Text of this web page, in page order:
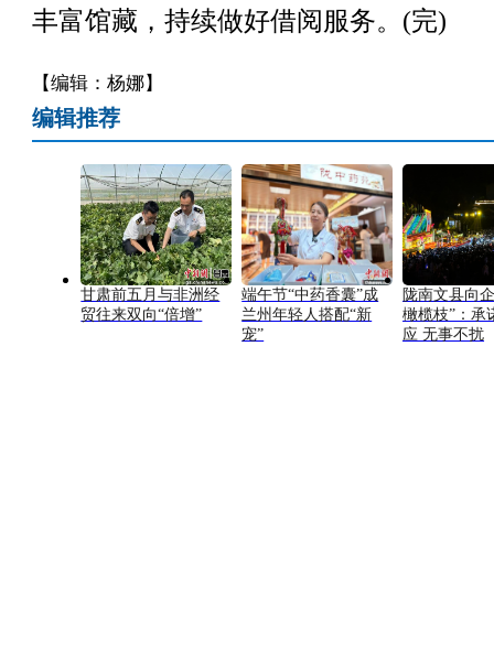
丰富馆藏，持续做好借阅服务。(完)
【编辑：杨娜】
编辑推荐
甘肃前五月与非洲经
贸往来双向“倍增”
端午节“中药香囊”成
兰州年轻人搭配“新
宠”
陇南文县向
橄榄枝”：承
应 无事不扰